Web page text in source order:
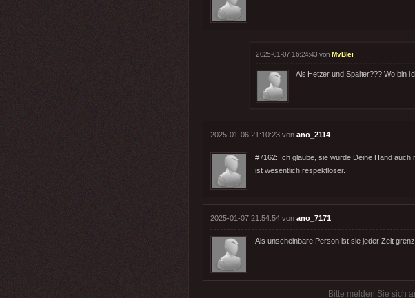
2025-01-07 16:24:43 vonMvBlei
Als Hetzer und Spalter??? Wo bin
2025-01-06 21:10:23 von ano_2114
#7162: Ich glaube, sie würde Deine Hand auch
ist wesentlich respektloser.
2025-01-07 21:54:54 von ano_7171
Als unscheinbare Person ist sie jeder Zeit
Bitte melden Sie sich